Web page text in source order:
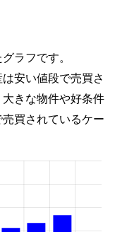
ラフです。
安い値段で売買さ
きな物件や好条件
買されているケー